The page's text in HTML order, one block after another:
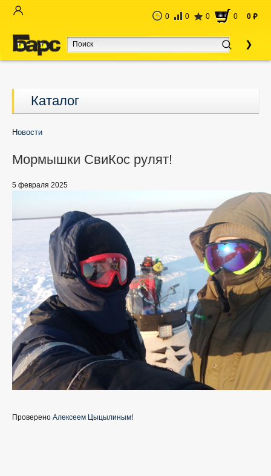
0 0 0 0 0 руб
Каталог
Новости
Мормышки СвиКос рулят!
5 февраля 2025
Проверено Алексеем Цыцылиным!